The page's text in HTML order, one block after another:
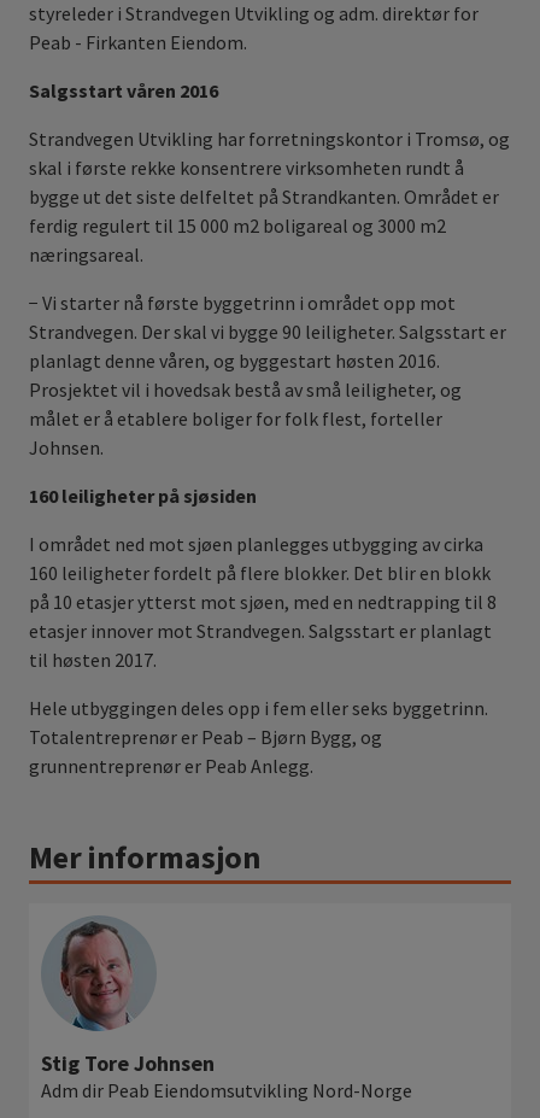
styreleder i Strandvegen Utvikling og adm. direktør for
Peab - Firkanten Eiendom.
Salgsstart våren 2016
Strandvegen Utvikling har forretningskontor i Tromsø, og
skal i første rekke konsentrere virksomheten rundt å
bygge ut det siste delfeltet på Strandkanten. Området er
ferdig regulert til 15 000 m2 boligareal og 3000 m2
næringsareal.
− Vi starter nå første byggetrinn i området opp mot
Strandvegen. Der skal vi bygge 90 leiligheter. Salgsstart er
planlagt denne våren, og byggestart høsten 2016.
Prosjektet vil i hovedsak bestå av små leiligheter, og
målet er å etablere boliger for folk flest, forteller
Johnsen.
160 leiligheter på sjøsiden
I området ned mot sjøen planlegges utbygging av cirka
160 leiligheter fordelt på flere blokker. Det blir en blokk
på 10 etasjer ytterst mot sjøen, med en nedtrapping til 8
etasjer innover mot Strandvegen. Salgsstart er planlagt
til høsten 2017.
Hele utbyggingen deles opp i fem eller seks byggetrinn.
Totalentreprenør er Peab – Bjørn Bygg, og
grunnentreprenør er Peab Anlegg.
Mer informasjon
Stig Tore Johnsen
Adm dir Peab Eiendomsutvikling Nord-Norge